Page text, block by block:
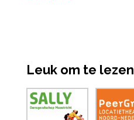
Leuk om te lezen